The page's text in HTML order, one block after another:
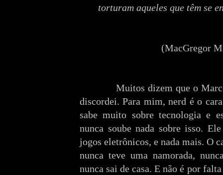
torturam aqueles que têm se
(MacGregor
Muitos dizem que o
discordei. Para mim, nerd é o
sabe muito sobre tecnologia e
nunca soube nada sobre isso.
jogos eletrônicos, e nada mais. O
nunca teve uma namorada,
nunca sai de casa. E não é por